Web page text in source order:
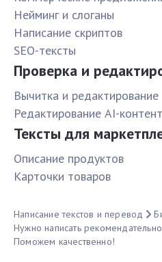
Нейминг и слоганы
Написание скриптов
SEO-тексты
Проверка и
Вычитка и редактирование
Редактирование AI-
Тексты для
Описание продуктов
Карточки товаров
Написание текстов и перевод
Нужно написать
Поможем качественно!